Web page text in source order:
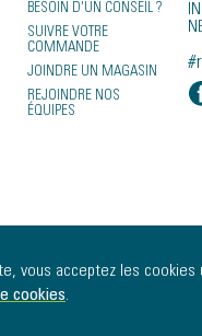
BESOIN D'UN CONSEIL ?
SUIVRE VOTRE
COMMANDE
JOINDRE UN MAGASIN
REJOINDRE NOS
ÉQUIPES
vous acceptez les
cookies.